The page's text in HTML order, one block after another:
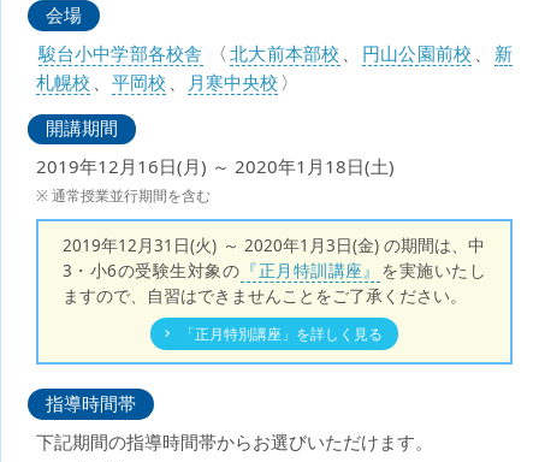
会場
駿台小中学部各校舎
〈 北大前本部校 円山公園前校
新
札幌校
平岡校 月寒中央校 〉
開講期間
2019年12月16日(月) ～ 2020年1月18日(土)
通常授業並行期間を含む
2019年12月31日(火) ～ 2020年1月3日(金) の期間は、中
3・小6の受験生対象の 『正月特訓講座』
を実施いたし
ますので、自習はできませんことをご了承ください。
「正月特別講座」を詳しく見る
指導時間帯
下記期間の指導時間帯からお選びいただけます。